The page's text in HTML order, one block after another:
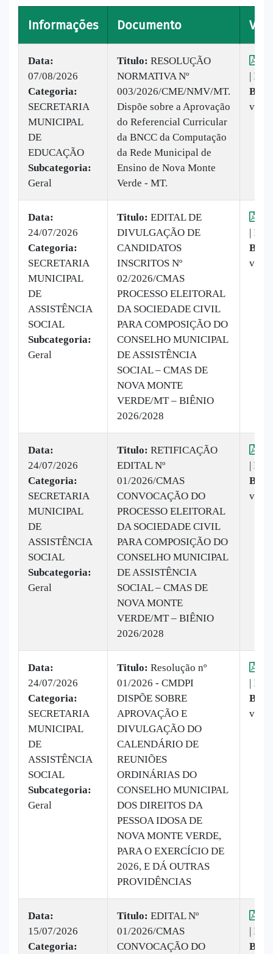
Informações Documento
Data:
07/08/2026
Categoria:
SECRETARIA
MUNICIPAL
DE
EDUCAÇÃO
Subcategoria:
Geral
Titulo: RESOLUÇÃO
NORMATIVA Nº
003/2026/CME/NMV/MT.
Dispõe sobre a Aprovação
do Referencial Curricular
da BNCC da Computação
da Rede Municipal de
Ensino de Nova Monte
Verde - MT.
|
vez
Data:
24/07/2026
Categoria:
SECRETARIA
MUNICIPAL
DE
ASSISTÊNCIA
SOCIAL
Subcategoria:
Geral
Titulo: EDITAL DE
DIVULGAÇÃO DE
CANDIDATOS
INSCRITOS Nº
02/2026/CMAS
PROCESSO ELEITORAL
DA SOCIEDADE CIVIL
PARA COMPOSIÇÃO DO
CONSELHO MUNICIPAL
DE ASSISTÊNCIA
SOCIAL – CMAS DE
NOVA MONTE
VERDE/MT – BIÊNIO
2026/2028
|
vezes
Data:
24/07/2026
Categoria:
SECRETARIA
MUNICIPAL
DE
ASSISTÊNCIA
SOCIAL
Subcategoria:
Geral
Titulo: RETIFICAÇÃO
EDITAL Nº
01/2026/CMAS
CONVOCAÇÃO DO
PROCESSO ELEITORAL
DA SOCIEDADE CIVIL
PARA COMPOSIÇÃO DO
CONSELHO MUNICIPAL
DE ASSISTÊNCIA
SOCIAL – CMAS DE
NOVA MONTE
VERDE/MT – BIÊNIO
2026/2028
|
vezes
Data:
24/07/2026
Categoria:
SECRETARIA
MUNICIPAL
DE
ASSISTÊNCIA
SOCIAL
Subcategoria:
Geral
Titulo: Resolução nº
01/2026 - CMDPI
DISPÕE SOBRE
APROVAÇÃO E
DIVULGAÇÃO DO
CALENDÁRIO DE
REUNIÕES
ORDINÁRIAS DO
CONSELHO MUNICIPAL
DOS DIREITOS DA
PESSOA IDOSA DE
NOVA MONTE VERDE,
PARA O EXERCÍCIO DE
2026, E DÁ OUTRAS
PROVIDÊNCIAS
|
vez
Data:
15/07/2026
Categoria:
Titulo: EDITAL Nº
01/2026/CMAS
CONVOCAÇÃO DO
|